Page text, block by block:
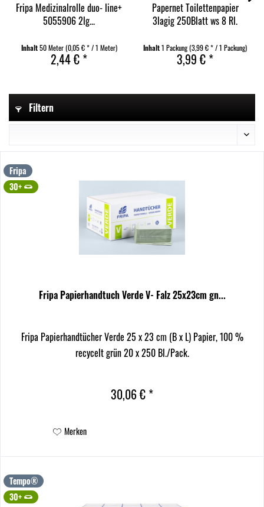
Fripa Medizinalrolle duo- line+
5055906 2lg...
Inhalt50 Meter(0,05 € * / 1 Meter)
2,44 € *
Papernet Toilettenpapier
3lagig 250Blatt ws 8 Rl.
Inhalt1 Packung(3,99 € * / 1 Packung)
3,99 € *
Filtern
Fripa
30+
Fripa Papierhandtuch Verde V- Falz 25x23cm gn...
Fripa Papierhandtücher Verde 25 x 23 cm (B x L) Papier, 100 %
recycelt grün 20 x 250 Bl./Pack.
30,06 € *
Merken
Tempo®
30+